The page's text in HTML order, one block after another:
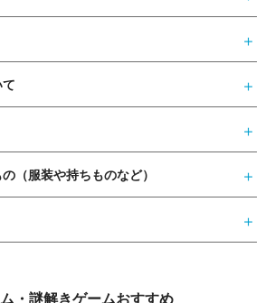
（服装や持ちものなど）
・謎解きゲームおすすめ